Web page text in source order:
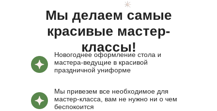
Мы делаем самые
красивые мастер-
классы!
Новогоднее оформление стола и
мастера-ведущие в красивой
праздничной униформе
Мы привезем все необходимое для
мастер-класса, вам не нужно ни о чем
беспокоится